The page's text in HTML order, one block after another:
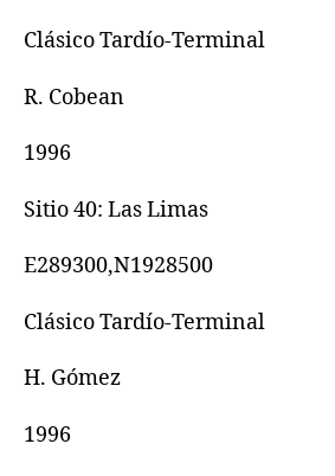
Clásico Tardío-Terminal
R. Cobean
1996
Sitio 40: Las Limas
E289300,N1928500
Clásico Tardío-Terminal
H. Gómez
1996